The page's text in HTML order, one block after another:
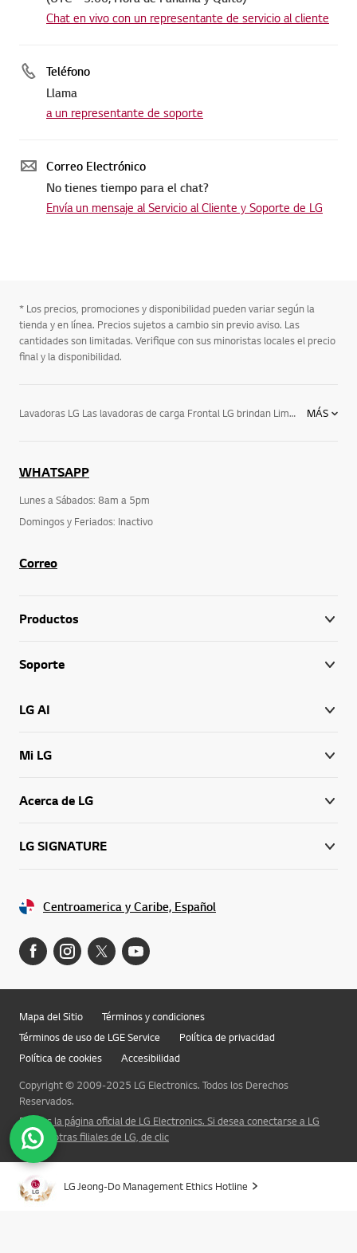
Chat en vivo con un representante de servicio al cliente
Teléfono
Llama
a un representante de soporte
Correo Electrónico
No tienes tiempo para el chat?
Envía un mensaje al Servicio al Cliente y Soporte de LG
* Los precios, promociones y disponibilidad pueden variar según la
tienda y en línea. Precios sujetos a cambio sin previo aviso. Las
cantidades son limitadas. Verifique con sus minoristas locales el precio
final y la disponibilidad.
Lavadoras LG Las lavadoras de carga Frontal LG brindan Limpieza Superior, Cuidado de las prendas con sistemas como el 6 Motion DD™ Prometen Durabilidad, Ahorro y confianza. Ahorro de agua tiempo y energía, Ahorro de Espacio. Las lavadoras LG cuida la ropa, lavar prendas delicadas, Limpieza profunda sin maltratar, Puede realizar limpieza de tina. MÁS
WHATSAPP
Lunes a Sábados: 8am a 5pm
Domingos y Feriados: Inactivo
Correo
Productos
Soporte
LG AI
Mi LG
Acerca de LG
LG SIGNATURE
Centroamerica y Caribe, Español
Mapa del Sitio
Términos y condiciones
Términos de uso de LGE Service
Política de privacidad
Política de cookies
Accesibilidad
Copyright © 2009-2025 LG Electronics. Todos los Derechos
Reservados.
Esta es la página oficial de LG Electronics. Si desea conectarse a LG
Corp. u otras filiales de LG, de clic
LG Jeong-Do Management Ethics Hotline